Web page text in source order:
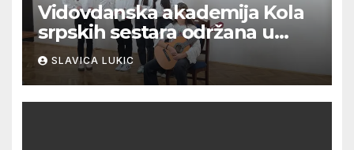
Vidovdanska akademija Kola
srpskih sestara održana u
Kragujevcu
SLAVICA LUKIC